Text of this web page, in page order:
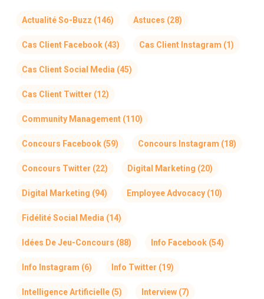
Actualité So-Buzz (146) Astuces (28)
Cas Client Facebook(43) Cas Client Instagram (1)
Cas Client Social Media (45)
Cas Client Twitter (12)
Community Management(110)
Concours Facebook(59) Concours Instagram (18)
Concours Twitter (22) Digital Marketing (20)
Digital Marketing (94) Employee Advocacy(10)
Fidélité Social Media (14)
Idées De Jeu-Concours (88) Info Facebook(54)
Info Instagram (6) Info Twitter (19)
Intelligence Artificielle(5) Interview(7)